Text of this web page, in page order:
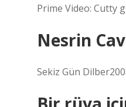
Prime Video: Cutty
Nesrin
Sekiz Gün